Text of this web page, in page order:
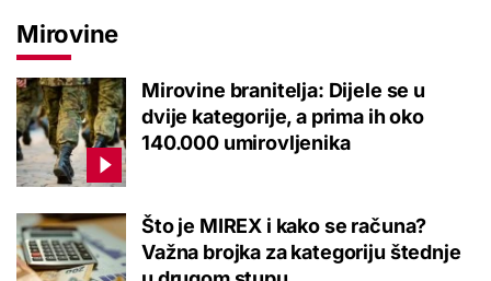
Mirovine
Mirovine branitelja: Dijele se u
dvije kategorije, a prima ih oko
140.000 umirovljenika
Što je MIREX i kako se računa?
Važna brojka za kategoriju štednje